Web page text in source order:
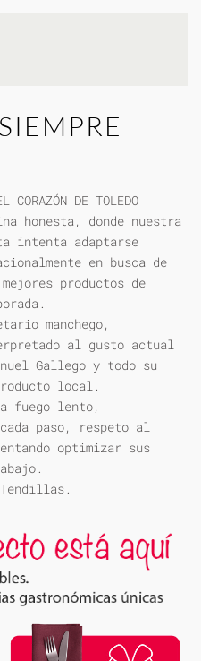
CORAZÓN DE TOLEDO
honesta, donde nuestra
intenta adaptarse
en busca de
productos de
manchego,
al gusto actual
Gallego y todo su
local.
fuego lento,
paso, respeto al
optimizar sus